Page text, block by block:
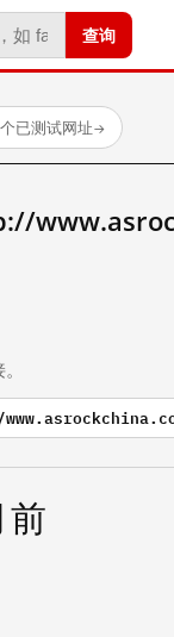
查询
已测试网址→
前